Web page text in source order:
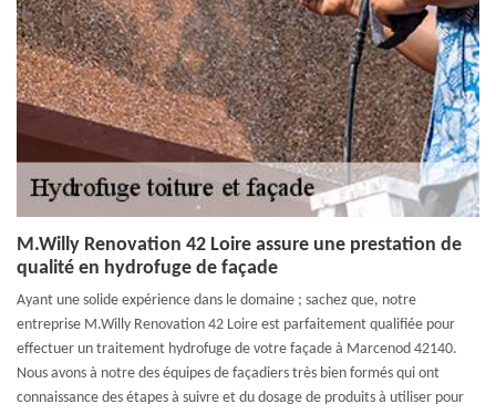
M.Willy Renovation 42 Loire assure une prestation de
qualité en hydrofuge de façade
Ayant une solide expérience dans le domaine ; sachez que, notre
entreprise M.Willy Renovation 42 Loire est parfaitement qualifiée pour
effectuer un traitement hydrofuge de votre façade à Marcenod 42140.
Nous avons à notre des équipes de façadiers très bien formés qui ont
connaissance des étapes à suivre et du dosage de produits à utiliser pour